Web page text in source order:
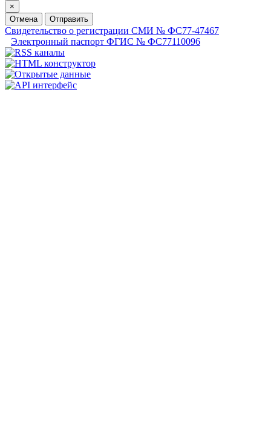
×
Отмена
Отправить
Свидетельство о регистрации СМИ № ФС77-47467
Электронный паспорт ФГИС № ФС77110096